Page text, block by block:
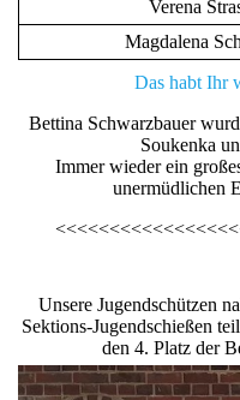
Verena
Magdalena
Das habt Ihr
Bettina Schwarzbauer
Soukenka
Immer wieder ein
unermüdlichen
Unsere Jugendschützen
Sektions-Jugendschießen
den 4. Platz der